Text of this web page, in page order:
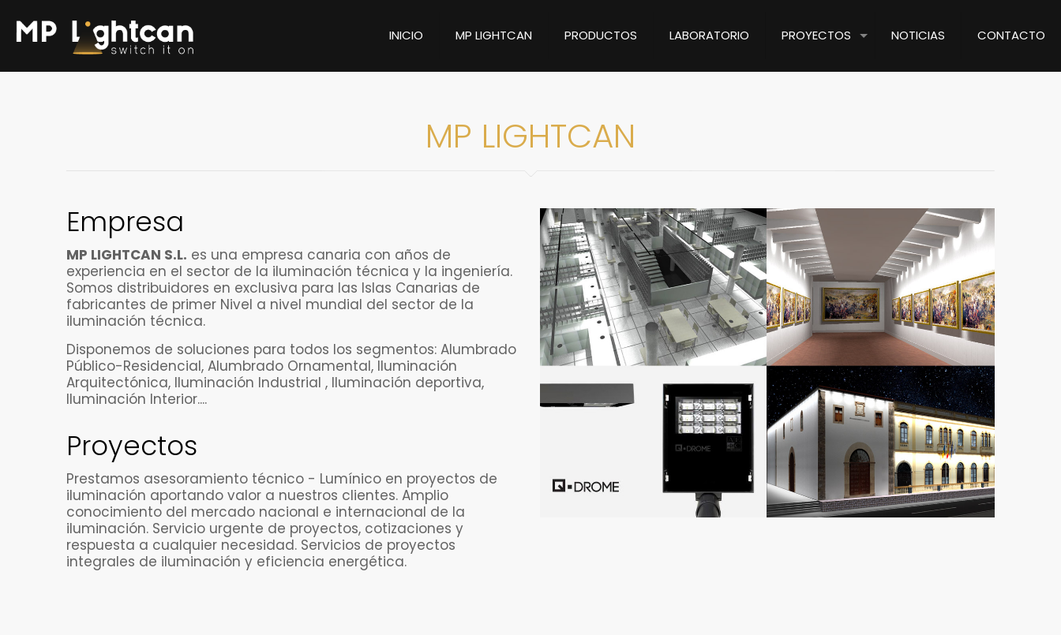
INICIO MP LIGHTCAN PRODUCTOS LABORATORIO PROYECTOS NOTICIAS CONTACTO
MP LIGHTCAN
Empresa
MP LIGHTCAN S.L. es una empresa canaria con años de
experiencia en el sector de la iluminación técnica y la ingeniería.
Somos distribuidores en exclusiva para las Islas Canarias de
fabricantes de primer Nivel a nivel mundial del sector de la
iluminación técnica.
Disponemos de soluciones para todos los segmentos: Alumbrado
Público-Residencial, Alumbrado Ornamental, Iluminación
Arquitectónica, Iluminación Industrial , Iluminación deportiva,
Iluminación Interior....
Proyectos
Prestamos asesoramiento técnico - Lumínico en proyectos de
iluminación aportando valor a nuestros clientes. Amplio
conocimiento del mercado nacional e internacional de la
iluminación. Servicio urgente de proyectos, cotizaciones y
respuesta a cualquier necesidad. Servicios de proyectos
integrales de iluminación y eficiencia energética.